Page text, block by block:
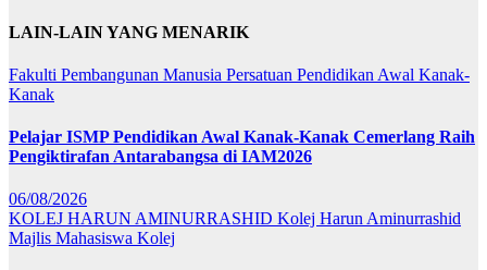
LAIN-LAIN YANG MENARIK
Fakulti Pembangunan Manusia Persatuan Pendidikan Awal Kanak-
Kanak
Pelajar ISMP Pendidikan Awal Kanak-Kanak Cemerlang Raih
Pengiktirafan Antarabangsa di IAM2026
06/08/2026
KOLEJ HARUN AMINURRASHID Kolej Harun Aminurrashid
Majlis Mahasiswa Kolej